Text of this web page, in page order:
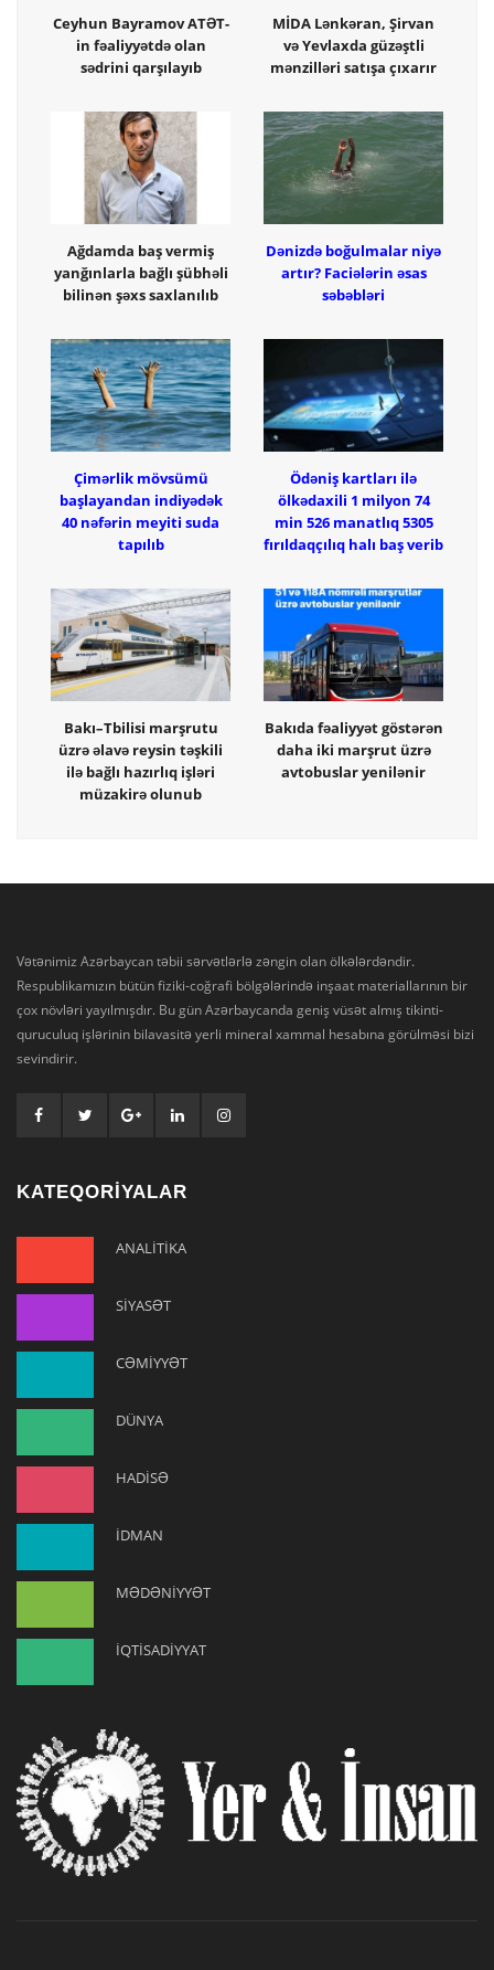
Ceyhun Bayramov ATƏT-
in fəaliyyətdə olan
sədrini qarşılayıb
MİDA Lənkəran, Şirvan
və Yevlaxda güzəştli
mənzilləri satışa çıxarır
Ağdamda baş vermiş
yanğınlarla bağlı şübhəli
bilinən şəxs saxlanılıb
Dənizdə boğulmalar niyə
artır? Faciələrin əsas
səbəbləri
Çimərlik mövsümü
başlayandan indiyədək
40 nəfərin meyiti suda
tapılıb
Ödəniş kartları ilə
ölkədaxili 1 milyon 74
min 526 manatlıq 5305
fırıldaqçılıq halı baş verib
Bakı–Tbilisi marşrutu
üzrə əlavə reysin təşkili
ilə bağlı hazırlıq işləri
müzakirə olunub
Bakıda fəaliyyət göstərən
daha iki marşrut üzrə
avtobuslar yenilənir
Vətənimiz Azərbaycan təbii sərvətlərlə zəngin olan ölkələrdəndir.
Respublikamızın bütün fiziki-coğrafi bölgələrində inşaat materiallarının bir
çox növləri yayılmışdır. Bu gün Azərbaycanda geniş vüsət almış tikinti-
quruculuq işlərinin bilavasitə yerli mineral xammal hesabına görülməsi bizi
sevindirir.
KATEQORİYALAR
ANALİTİKA
SİYASƏT
CƏMİYYƏT
DÜNYA
HADİSƏ
İDMAN
MƏDƏNİYYƏT
İQTİSADİYYAT